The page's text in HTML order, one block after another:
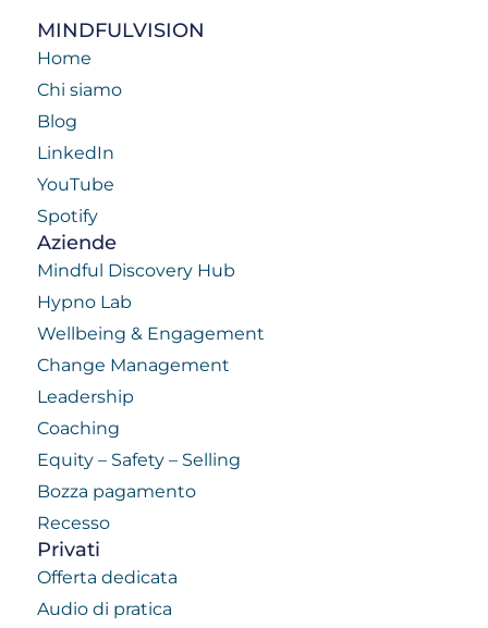
MINDFULVISION
Home
Chi siamo
Blog
LinkedIn
YouTube
Spotify
Aziende
Mindful Discovery Hub
Hypno Lab
Wellbeing & Engagement
Change Management
Leadership
Coaching
Equity – Safety – Selling
Bozza pagamento
Recesso
Privati
Offerta dedicata
Audio di pratica